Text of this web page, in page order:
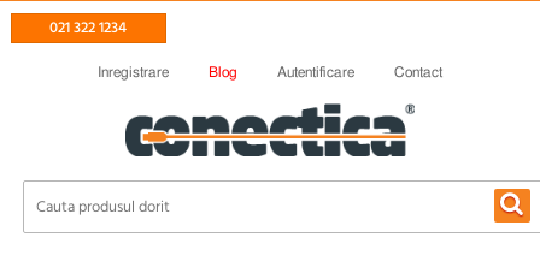
021 322 1234
Inregistrare Blog Autentificare Contact